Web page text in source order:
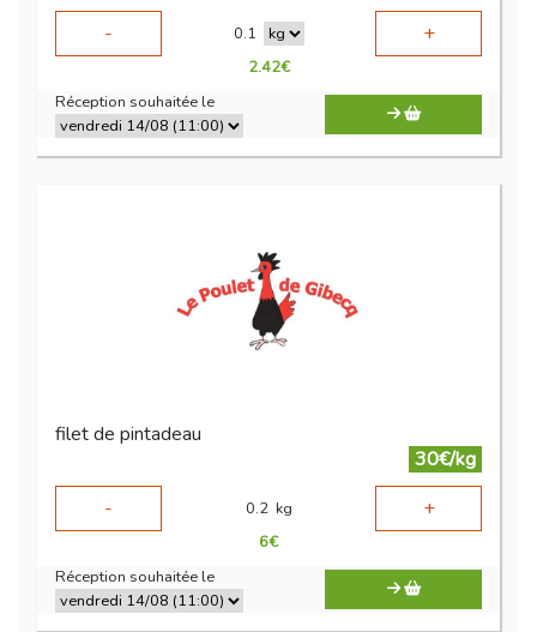
-
0.1 +
2.42€
Réception souhaitée le
filet de pintadeau
30€/kg
-
0.2 kg +
6€
Réception souhaitée le